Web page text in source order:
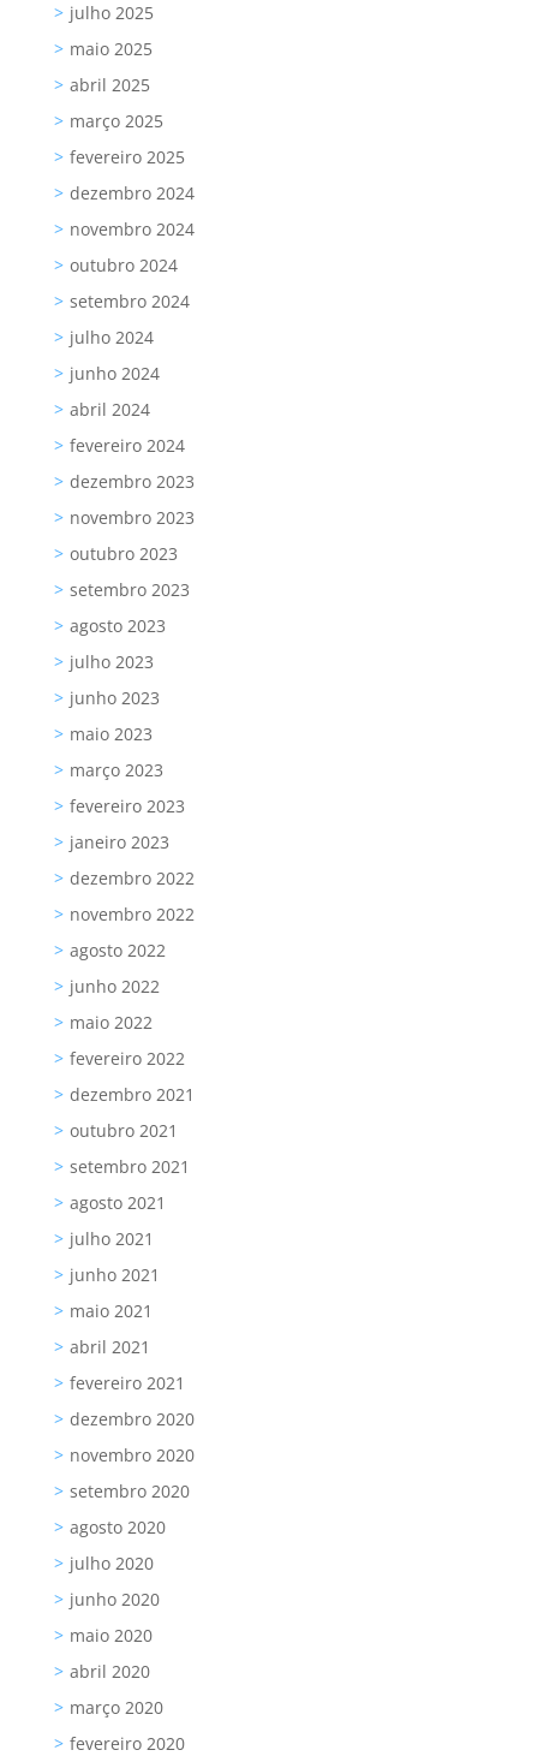
julho 2025
maio 2025
abril 2025
março 2025
fevereiro 2025
dezembro 2024
novembro 2024
outubro 2024
setembro 2024
julho 2024
junho 2024
abril 2024
fevereiro 2024
dezembro 2023
novembro 2023
outubro 2023
setembro 2023
agosto 2023
julho 2023
junho 2023
maio 2023
março 2023
fevereiro 2023
janeiro 2023
dezembro 2022
novembro 2022
agosto 2022
junho 2022
maio 2022
fevereiro 2022
dezembro 2021
outubro 2021
setembro 2021
agosto 2021
julho 2021
junho 2021
maio 2021
abril 2021
fevereiro 2021
dezembro 2020
novembro 2020
setembro 2020
agosto 2020
julho 2020
junho 2020
maio 2020
abril 2020
março 2020
fevereiro 2020